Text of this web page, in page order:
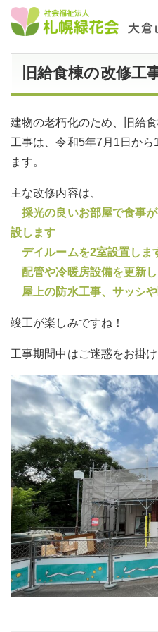
旧給食棟の改修工
建物の老朽化のため、旧給食
工事は、令和5年7月1日か
ます。
主な改修内容は、
採光の良いお部屋で食事
設します
デイルームを2室設置しま
配管や冷暖房設備を更新
屋上の防水工事、サッシ
竣工が楽しみですね！
工事期間中はご迷惑をお掛